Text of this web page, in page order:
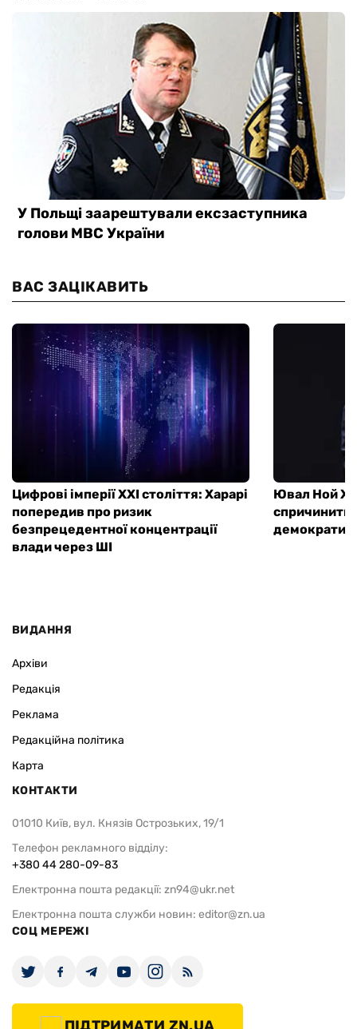
ВАС ЗАЦІКАВИТЬ
Цифрові імперії XXI століття: Харарі
попередив про ризик
безпрецедентної концентрації
влади через ШІ
Ювал Ной
спричинити
ВИДАННЯ
Архіви
Редакція
Реклама
Редакційна політика
Карта
КОНТАКТИ
01010 Київ, вул. Князів Острозьких, 19/1
Телефон рекламного відділу:
+380 44 280-09-83
Електронна пошта редакції: zn94@ukr.net
Електронна пошта служби новин: editor@zn.ua
СОЦ МЕРЕЖІ